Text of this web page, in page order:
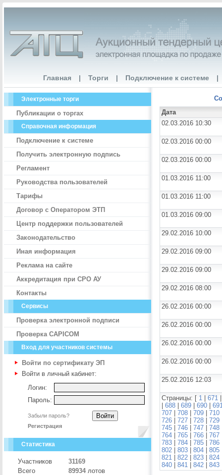
Главная | Торги | Подключение к системе |
Электронные торги
Публикации о торгах
Справочная информация
Подключение к системе
Получить электронную подпись
Регламент
Руководства пользователей
Тарифы
Договор с Оператором ЭТП
Центр поддержки пользователей
Законодательство
Иная информация
Реклама на сайте
Аккредитация при СРО АУ
Контакты
Сервисы
Проверка электронной подписи
Проверка CAPICOM
Вход для участников системы
Войти по сертификату ЭП
Войти в личный кабинет:
Логин:
Пароль:
Забыли пароль?
Регистрация
Статистика
Участников
31169
Всего
89934 лотов
Дата
02.03.2016 10:30
02.03.2016 00:00
02.03.2016 00:00
01.03.2016 11:00
01.03.2016 11:00
01.03.2016 09:00
29.02.2016 10:00
29.02.2016 09:00
29.02.2016 09:00
29.02.2016 08:00
26.02.2016 00:00
26.02.2016 00:00
26.02.2016 00:00
26.02.2016 00:00
25.02.2016 12:03
Страницы: [ 1 671
688 689 690
707
708 709 710
726
727 728 729
745
746 747 748
764
765 766 767
783
784 785 786
802
803 804 805
821
822 823 824
840
841 842 843